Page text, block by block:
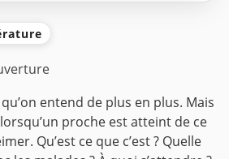
entend de plus en plus. Mais
proche est atteint de ce
Qu’est ce que c’est ? Quelle